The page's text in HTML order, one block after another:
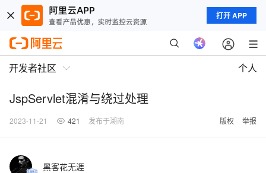
打开 APP
开发者社区 个人
JspServlet混淆与绕过处理
2023-11-21 421 发布于湖南 版权 举报
黑客花无涯